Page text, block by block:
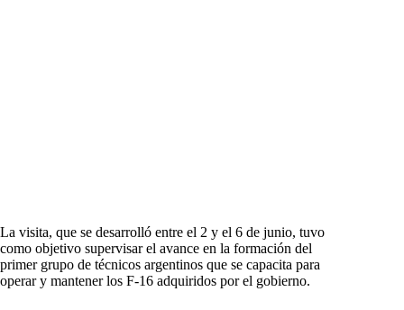
La visita, que se desarrolló entre el 2 y el 6 de junio, tuvo
como objetivo supervisar el avance en la formación del
primer grupo de técnicos argentinos que se capacita para
operar y mantener los F-16 adquiridos por el gobierno.